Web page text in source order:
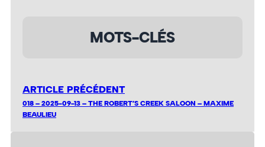
MOTS-CLÉS
ARTICLE PRÉCÉDENT
018 – 2025-09-13 – THE ROBERT’S CREEK SALOON – MAXIME
BEAULIEU